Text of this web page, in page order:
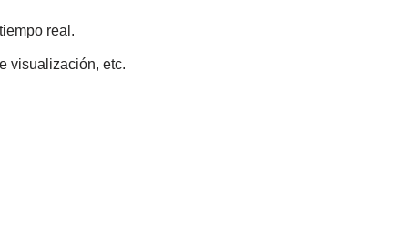
real.
visualización, etc.